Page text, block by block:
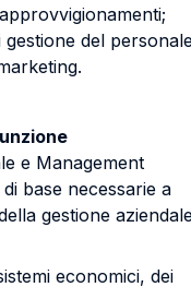
del
e Management
base necessarie a
gestione
economici, dei